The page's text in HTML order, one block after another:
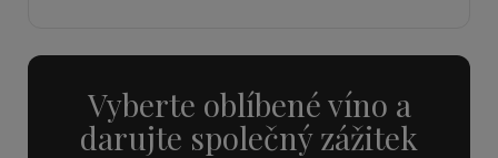
Vyberte oblíbené víno a
darujte společný zážitek